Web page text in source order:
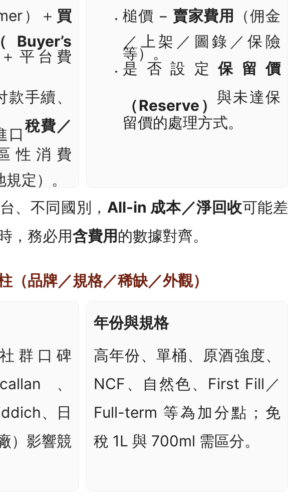
）＋ 買
＋平台費
手續、
口 稅費／
性消費
規定）。
槌價 − 賣家費用 （佣金
／上架／圖錄／保險
等）。
是否設定保留價
（Reserve） 與未達保
留價的處理方式。
、不同國別， All-in 成本／淨回收可能差
，務必用含費用的數據對齊。
（品牌／規格／稀缺／外觀）
群口碑
、
、日
）影響競
年份與規格
高年份、單桶、原酒強度、
NCF、自然色、First Fill／
Full-term 等為加分點；免
稅 1L 與 700ml 需區分。